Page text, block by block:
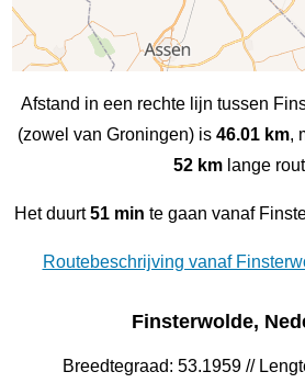
Afstand in een rechte lijn tussen
(zowel van Groningen) is 46.01 km,
52 kmlange
Het duurt51 min te gaan vanaf
Routebeschrijving vanaf
Finsterwolde,
Breedtegraad: 53.1959 //